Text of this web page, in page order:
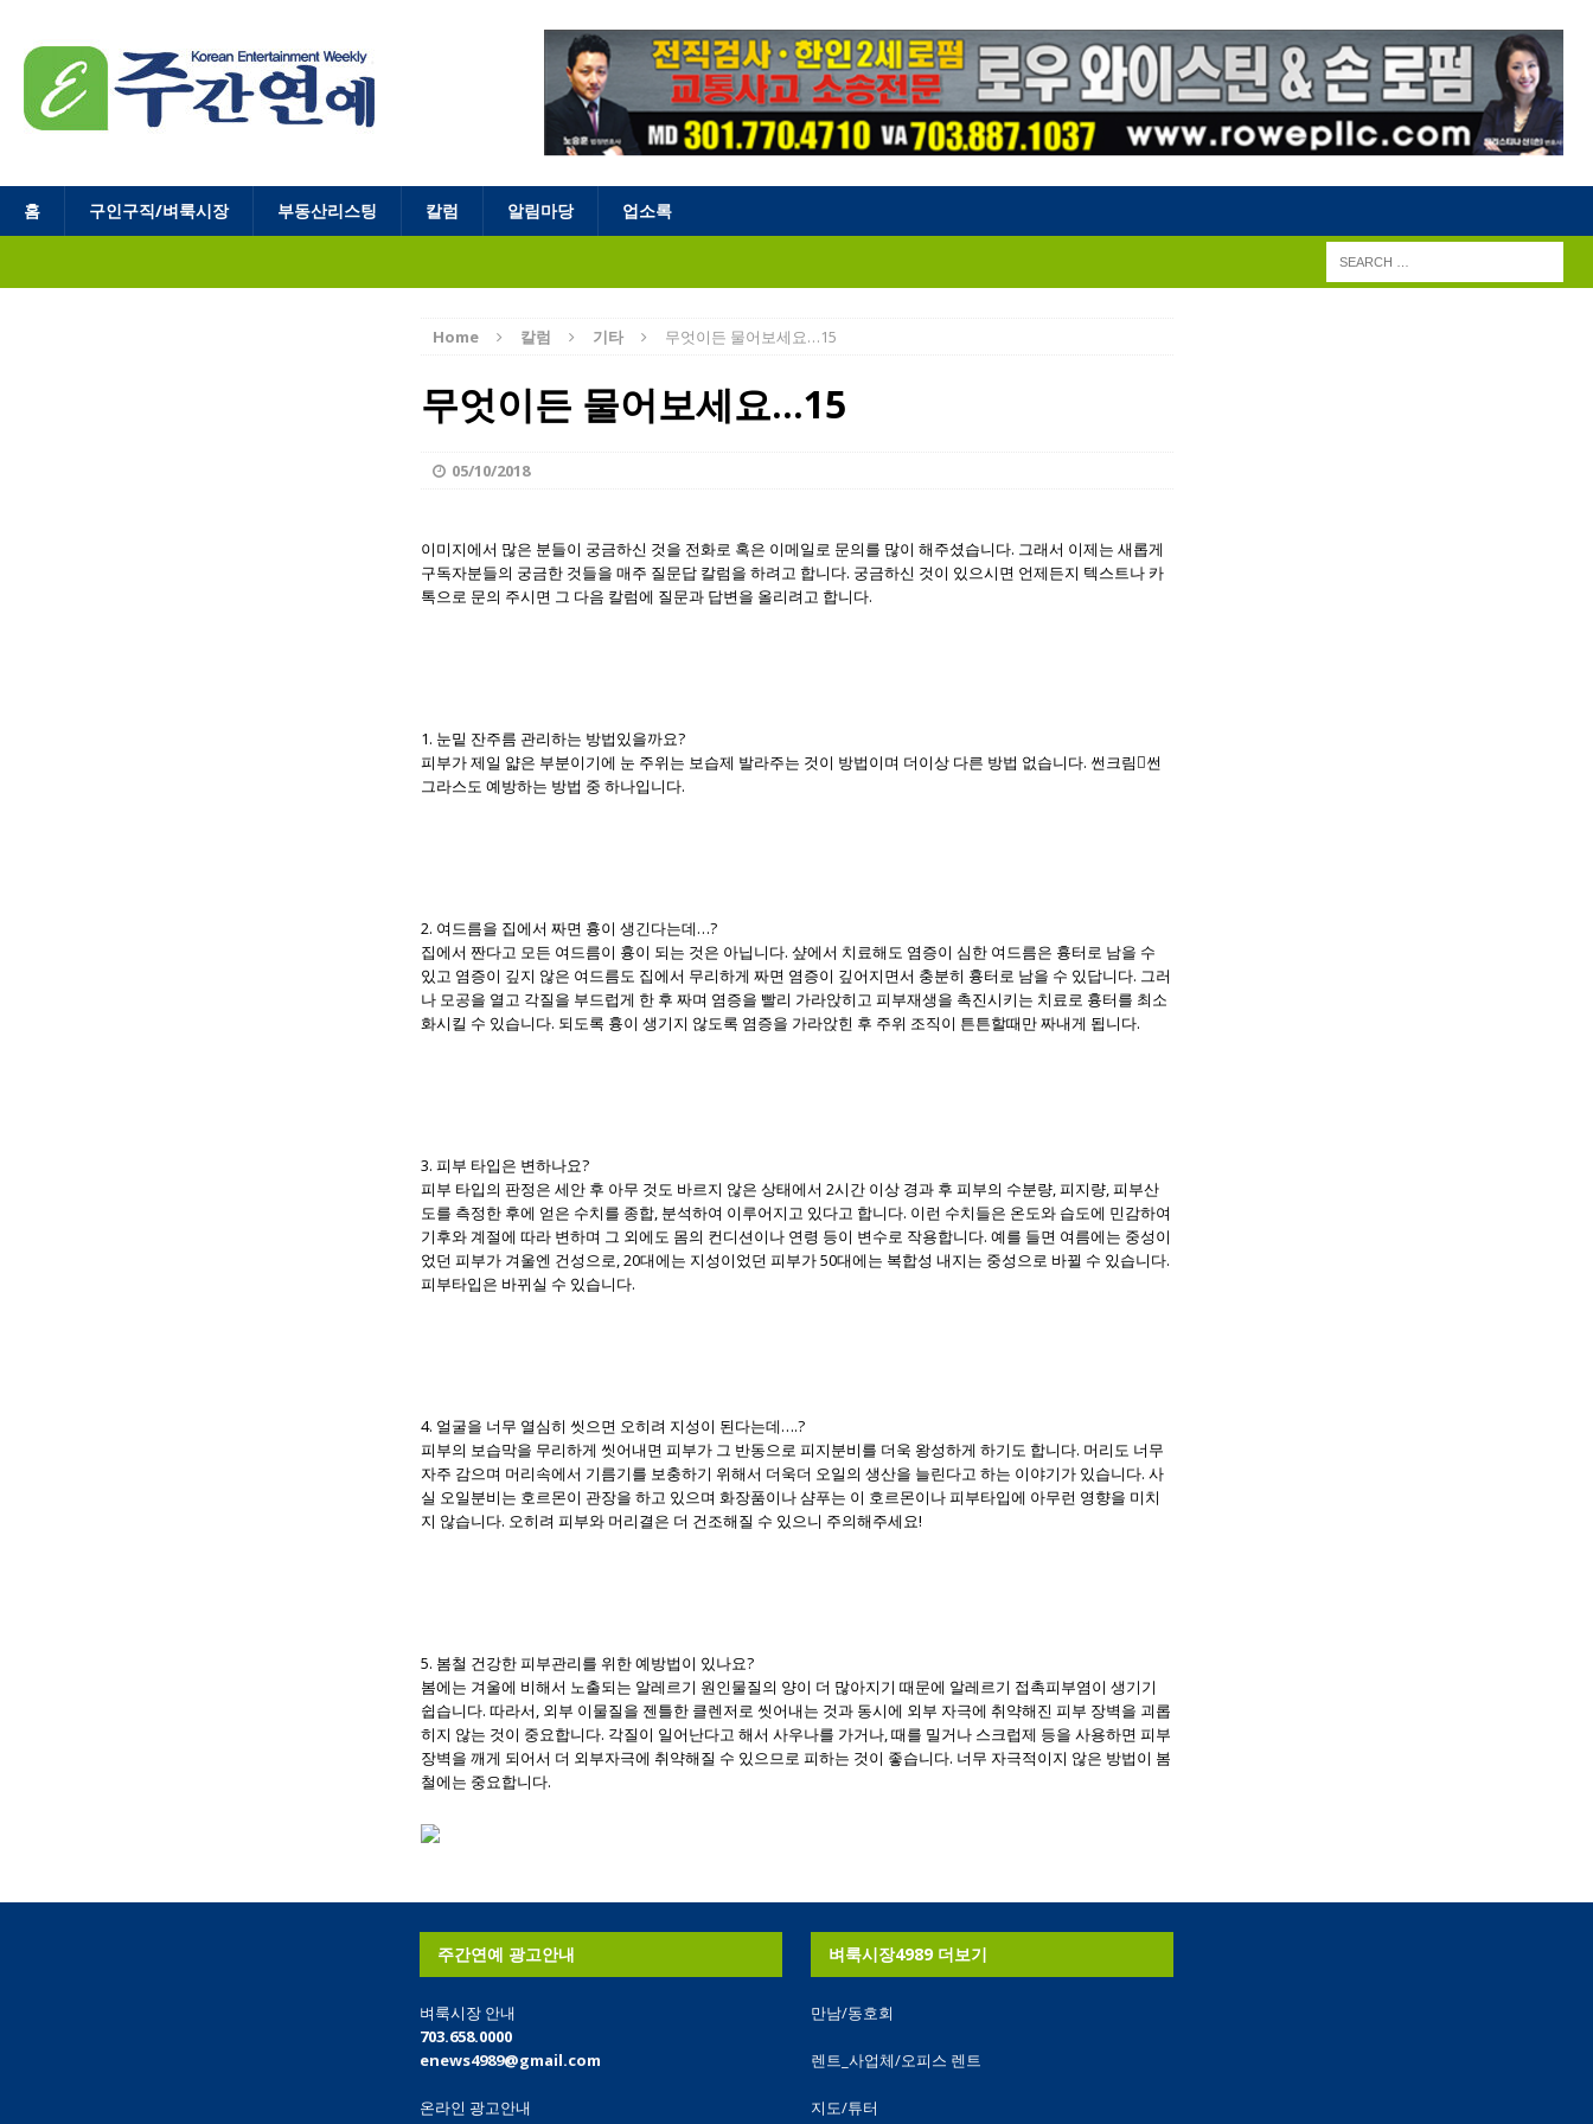
홈 구인구직/벼룩시장 부동산리스팅 칼럼 알림마당 업소록
Home 칼럼 기타 무엇이든 물어보세요…15
무엇이든 물어보세요…15
05/10/2018
이미지에서 많은 분들이 궁금하신 것을 전화로 혹은 이메일로 문의를 많이 해주셨습니다. 그래서 이제는 새롭게
구독자분들의 궁금한 것들을 매주 질문답 칼럼을 하려고 합니다. 궁금하신 것이 있으시면 언제든지 텍스트나 카
톡으로 문의 주시면 그 다음 칼럼에 질문과 답변을 올리려고 합니다.
1. 눈밑 잔주름 관리하는 방법있을까요?
피부가 제일 얇은 부분이기에 눈 주위는 보습제 발라주는 것이 방법이며 더이상 다른 방법 없습니다. 썬크림썬
그라스도 예방하는 방법 중 하나입니다.
2. 여드름을 집에서 짜면 흉이 생긴다는데…?
집에서 짠다고 모든 여드름이 흉이 되는 것은 아닙니다. 샾에서 치료해도 염증이 심한 여드름은 흉터로 남을 수
있고 염증이 깊지 않은 여드름도 집에서 무리하게 짜면 염증이 깊어지면서 충분히 흉터로 남을 수 있답니다. 그러
나 모공을 열고 각질을 부드럽게 한 후 짜며 염증을 빨리 가라앉히고 피부재생을 촉진시키는 치료로 흉터를 최소
화시킬 수 있습니다. 되도록 흉이 생기지 않도록 염증을 가라앉힌 후 주위 조직이 튼튼할때만 짜내게 됩니다.
3. 피부 타입은 변하나요?
피부 타입의 판정은 세안 후 아무 것도 바르지 않은 상태에서 2시간 이상 경과 후 피부의 수분량, 피지량, 피부산
도를 측정한 후에 얻은 수치를 종합, 분석하여 이루어지고 있다고 합니다. 이런 수치들은 온도와 습도에 민감하여
기후와 계절에 따라 변하며 그 외에도 몸의 컨디션이나 연령 등이 변수로 작용합니다. 예를 들면 여름에는 중성이
었던 피부가 겨울엔 건성으로, 20대에는 지성이었던 피부가 50대에는 복합성 내지는 중성으로 바뀔 수 있습니다.
피부타입은 바뀌실 수 있습니다.
4. 얼굴을 너무 열심히 씻으면 오히려 지성이 된다는데….?
피부의 보습막을 무리하게 씻어내면 피부가 그 반동으로 피지분비를 더욱 왕성하게 하기도 합니다. 머리도 너무
자주 감으며 머리속에서 기름기를 보충하기 위해서 더욱더 오일의 생산을 늘린다고 하는 이야기가 있습니다. 사
실 오일분비는 호르몬이 관장을 하고 있으며 화장품이나 샴푸는 이 호르몬이나 피부타입에 아무런 영향을 미치
지 않습니다. 오히려 피부와 머리결은 더 건조해질 수 있으니 주의해주세요!
5. 봄철 건강한 피부관리를 위한 예방법이 있나요?
봄에는 겨울에 비해서 노출되는 알레르기 원인물질의 양이 더 많아지기 때문에 알레르기 접촉피부염이 생기기
쉽습니다. 따라서, 외부 이물질을 젠틀한 클렌저로 씻어내는 것과 동시에 외부 자극에 취약해진 피부 장벽을 괴롭
히지 않는 것이 중요합니다. 각질이 일어난다고 해서 사우나를 가거나, 때를 밀거나 스크럽제 등을 사용하면 피부
장벽을 깨게 되어서 더 외부자극에 취약해질 수 있으므로 피하는 것이 좋습니다. 너무 자극적이지 않은 방법이 봄
철에는 중요합니다.
주간연예 광고안내
벼룩시장 안내
703.658.0000
enews4989@gmail.com
온라인 광고안내
벼룩시장4989 더보기
만남/동호회
렌트_사업체/오피스 렌트
지도/튜터